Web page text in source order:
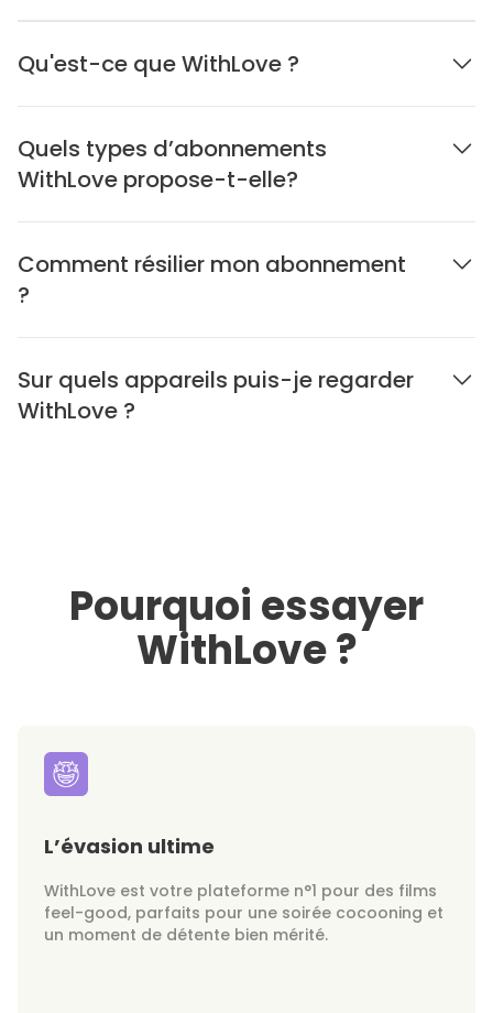
Qu'est-ce que WithLove ?
Quels types d’abonnements
WithLove propose-t-elle?
Comment résilier mon abonnement
?
Sur quels appareils puis-je regarder
WithLove ?
Pourquoi essayer
WithLove ?
L’évasion ultime
WithLove est votre plateforme n°1 pour des films
feel-good, parfaits pour une soirée cocooning et
un moment de détente bien mérité.